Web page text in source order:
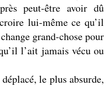
peut-être avoir dû
lui-même ce qu’il
grand-chose pour
l’ait jamais vécu ou
le plus absurde,